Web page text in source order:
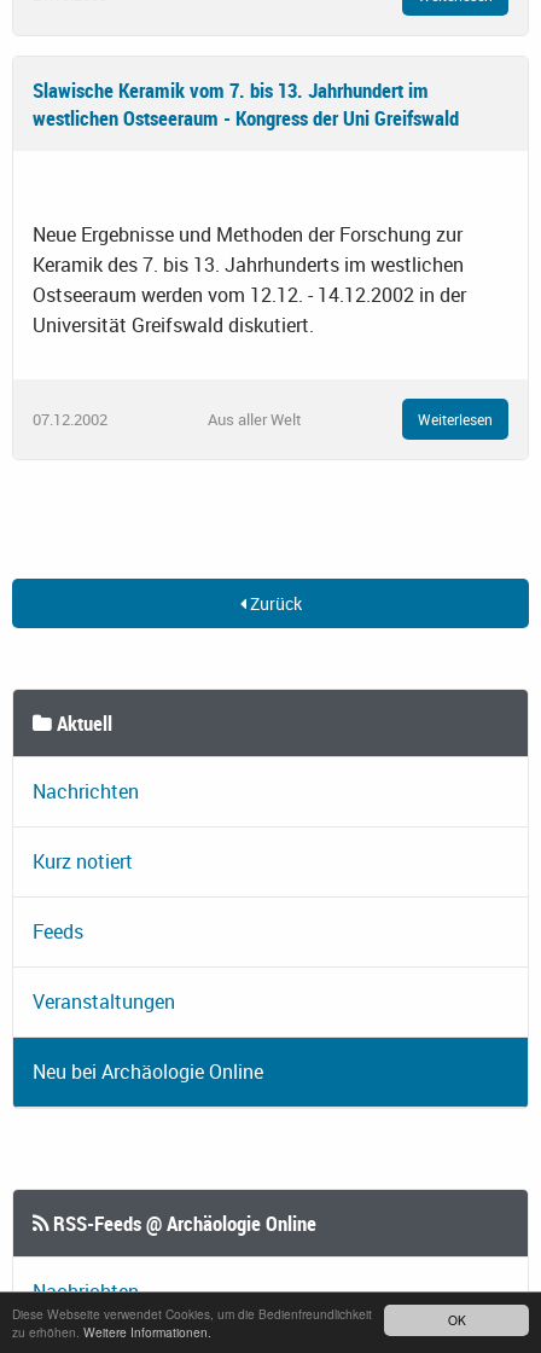
OK
Diese Webseite verwendet Cookies, um die Bedienfreundlichkeit
zu erhöhen. Weitere Informationen.
Slawische Keramik vom 7. bis 13. Jahrhundert im
westlichen Ostseeraum - Kongress der Uni Greifswald
Neue Ergebnisse und Methoden der Forschung zur
Keramik des 7. bis 13. Jahrhunderts im westlichen
Ostseeraum werden vom 12.12. - 14.12.2002 in der
Universität Greifswald diskutiert.
07.12.2002 Aus aller Welt Weiterlesen
Zurück
Aktuell
Nachrichten
Kurz notiert
Feeds
Veranstaltungen
Neu bei Archäologie Online
RSS-Feeds @ Archäologie Online
Nachrichten